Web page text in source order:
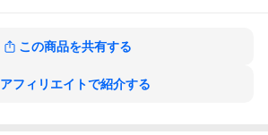
この商品を共有する
アフィリエイトで紹介する